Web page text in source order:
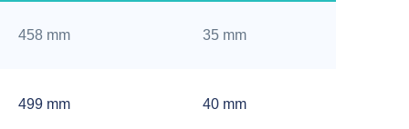
458 mm 35 mm
499 mm 40 mm